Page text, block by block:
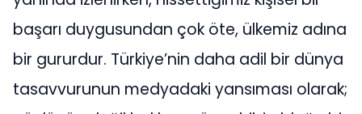
başarı duygusundan çok öte, ülkemiz adına
bir gururdur. Türkiye’nin daha adil bir dünya
tasavvurunun medyadaki yansıması olarak;